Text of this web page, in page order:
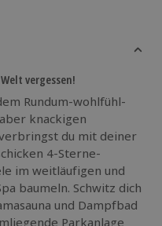
vergessen!
Rundum-wohlfühl-
knackigen
du mit deiner
4-Sterne-
im weitläufigen und
baumeln. Schwitz dich
und Dampfbad
Parkanlage